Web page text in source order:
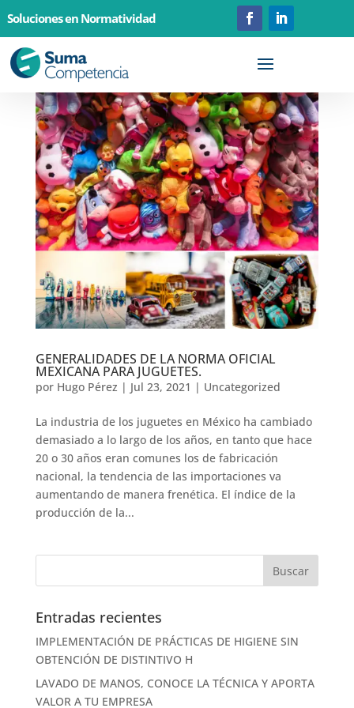
Soluciones en Normatividad
GENERALIDADES DE LA NORMA OFICIAL
MEXICANA PARA JUGUETES.
por Hugo Pérez | Jul 23, 2021 | Uncategorized
La industria de los juguetes en México ha cambiado
demasiado a lo largo de los años, en tanto que hace
20 o 30 años eran comunes los de fabricación
nacional, la tendencia de las importaciones va
aumentando de manera frenética. El índice de la
producción de la...
Entradas recientes
IMPLEMENTACIÓN DE PRÁCTICAS DE HIGIENE SIN
OBTENCIÓN DE DISTINTIVO H
LAVADO DE MANOS, CONOCE LA TÉCNICA Y APORTA
VALOR A TU EMPRESA